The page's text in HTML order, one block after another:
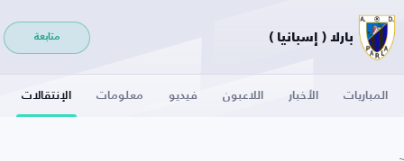
بارلا ( إسبانيا ) متابعة
المباريات الأخبار اللاعبون فيديو معلومات الإنتقالات